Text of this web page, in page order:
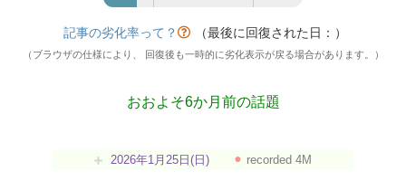
記事の劣化率って？ （最後に回復された日： ）
（ブラウザの仕様により、 回復後も一時的に劣化表示が戻る場合があります。）
おおよそ6か月前の話題
2026年1月25日(日)⚫︎ recorded 4M